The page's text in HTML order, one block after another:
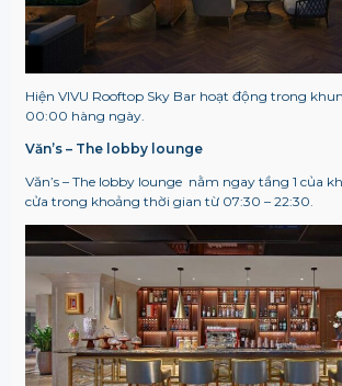
Hiện VIVU Rooftop Sky Bar hoạt động trong
00:00 hàng ngày.
Văn’s – The lobby lounge
Văn’s – The lobby lounge nằm ngay tầng 1 của
cửa trong khoảng thời gian từ 07:30 – 22:30.